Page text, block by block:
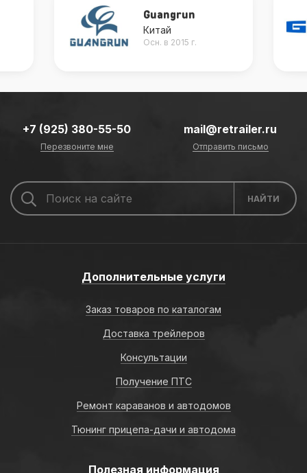
Guangrun
Китай
Осн. в 2015 г.
+7 (925) 380-55-50
Перезвоните мне
mail@retrailer.ru
Отправить письмо
Дополнительные услуги
Заказ товаров по каталогам
Доставка трейлеров
Консультации
Получение ПТС
Ремонт караванов и автодомов
Тюнинг прицепа-дачи и автодома
Полезная информация